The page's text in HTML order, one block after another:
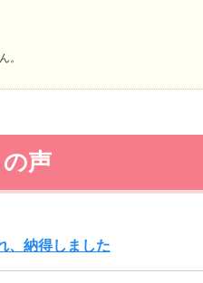
。
声
、納得しました